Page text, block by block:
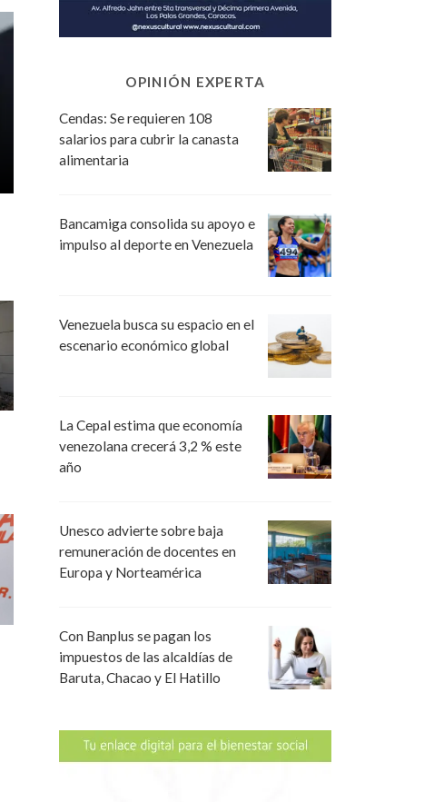
OPINIÓN EXPERTA
Cendas: Se requieren 108
salarios para cubrir la canasta
alimentaria
Bancamiga consolida su apoyo e
impulso al deporte en Venezuela
Venezuela busca su espacio en el
escenario económico global
La Cepal estima que economía
venezolana crecerá 3,2 % este
año
Unesco advierte sobre baja
remuneración de docentes en
Europa y Norteamérica
Con Banplus se pagan los
impuestos de las alcaldías de
Baruta, Chacao y El Hatillo